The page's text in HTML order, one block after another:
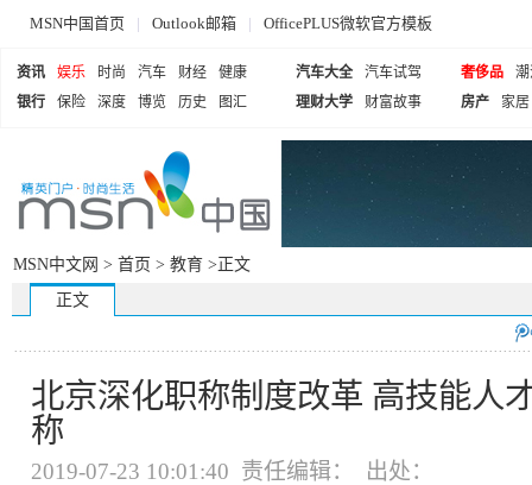
MSN中国首页 | Outlook邮箱 | OfficePLUS微软官方模板
资讯 娱乐 时尚 汽车 财经
健康
银行
保险 深度 博览 历史 图汇
汽车大全
汽车试驾
理财大学
财富故事
奢侈品
房产
家居
MSN中文网 > 首页 > 教育 >正文
正文
北京深化职称制度改革 高技能人
称
2019-07-23 10:01:40 责任编辑： 出处：